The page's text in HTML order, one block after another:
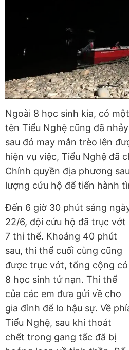
Ngoài 8 học sinh kia, có
tên Tiểu Nghệ cũng đã
sau đó may mắn trèo lên
hiện vụ việc, Tiểu Nghệ đã
Chính quyền địa phương
lượng cứu hộ để tiến hành
Đến 6 giờ 30 phút sáng
22/6, đội cứu hộ đã trục vớt
7 thi thể. Khoảng 40 phút
sau, thi thể cuối cùng cũng
được trục vớt, tổng cộng có
8 học sinh tử nạn. Thi thể
của các em đưa gửi về cho
gia đình để lo hậu sự. Về
Tiểu Nghệ, sau khi thoát
chết trong gang tấc đã bị